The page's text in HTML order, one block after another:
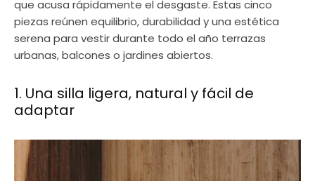
que acusa rápidamente el desgaste. Estas cinco
piezas reúnen equilibrio, durabilidad y una estética
serena para vestir durante todo el año terrazas
urbanas, balcones o jardines abiertos.
1. Una silla ligera, natural y fácil de
adaptar